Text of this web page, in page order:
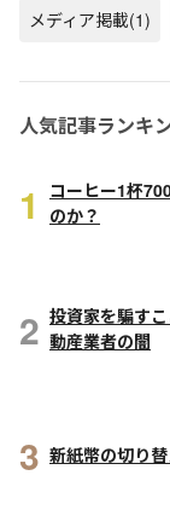
メディア掲載(1)
人気記事ランキ
1
コーヒー1杯
のか？
2 投資家を騙す
動産業者の闇
3 新紙幣の切り